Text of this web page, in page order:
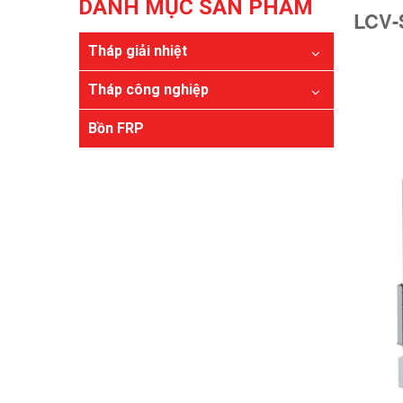
DANH MỤC SẢN PHẨM
Tháp giải nhiệt
Tháp công nghiệp
Bồn FRP